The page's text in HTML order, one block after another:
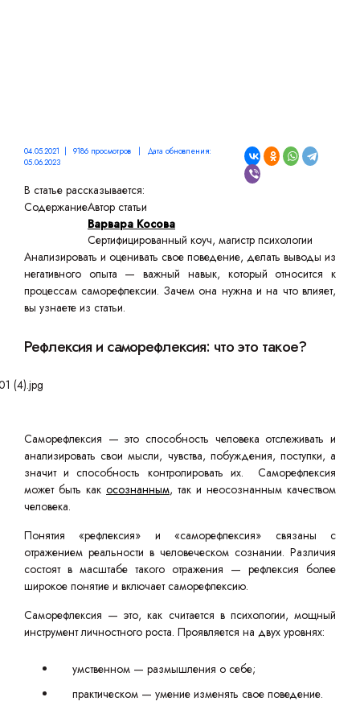
04.05.2021 | 9186 просмотров | Дата обновления:
05.06.2023
В статье рассказывается:
СодержаниеАвтор статьи
Варвара Косова
Сертифицированный коуч, магистр психологии
Анализировать и оценивать свое поведение, делать выводы из
негативного опыта — важный навык, который относится к
процессам саморефлексии. Зачем она нужна и на что влияет,
вы узнаете из статьи.
Рефлексия и саморефлексия: что это такое?
Саморефлексия — это способность человека отслеживать и
анализировать свои мысли, чувства, побуждения, поступки, а
значит и способность контролировать их. Саморефлексия
может быть как осознанным, так и неосознанным качеством
человека.
Понятия «рефлексия» и «саморефлексия» связаны с
отражением реальности в человеческом сознании. Различия
состоят в масштабе такого отражения — рефлексия более
широкое понятие и включает саморефлексию.
Саморефлексия — это, как считается в психологии, мощный
инструмент личностного роста. Проявляется на двух уровнях:
умственном — размышления о себе;
практическом — умение изменять свое поведение.